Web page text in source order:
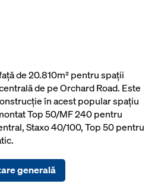
de 20.810m² pentru spaţii
de pe Orchard Road. Este
în acest popular spaţiu
Top 50/MF 240 pentru
Staxo 40/100, Top 50 pentru
generală